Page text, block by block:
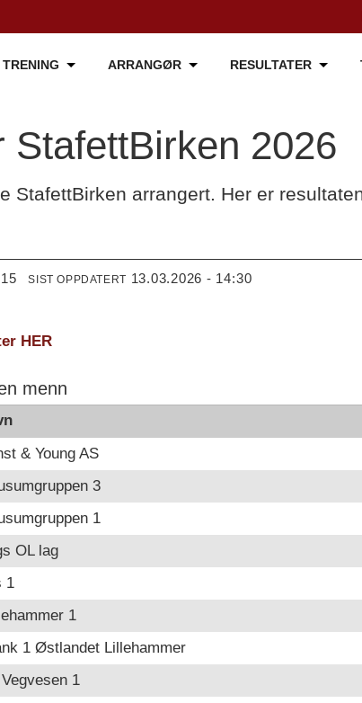
TRENING ARRANGØR RESULTATER
StafettBirken 2026
StafettBirken arrangert. Her er
SIST OPPDATERT 13.03.2026 - 14:30
HER
menn
& Young AS
3
1
OL lag
1
1
1 Østlandet Lillehammer
1